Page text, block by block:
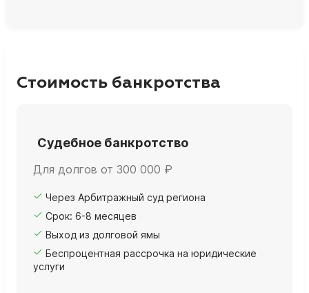
Стоимость банкротства
Судебное банкротство
Для долгов от 300 000 ₽
Через Арбитражный суд региона
Срок: 6-8 месяцев
Выход из долговой ямы
Беспроцентная рассрочка на юридические
услуги